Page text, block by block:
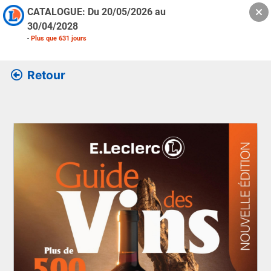
CATALOGUE: Du 20/05/2026 au
30/04/2028
- Plus que 631 jours
Retour